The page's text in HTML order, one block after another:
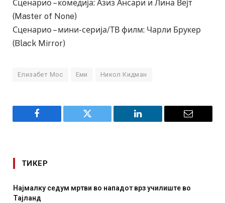
Сценарио – комедија: Азиз Ансари и Лина Вејт
(Master of None)
Сценарио – мини-серија/ТВ филм: Чарли Брукер
(Black Mirror)
Елизабет Мос Еми Никол Кидман
Facebook Twitter LinkedIn Email
ТИКЕР
СОЗИС: Украинците повеќе им веруваат на генералите
отколку на Зеленски